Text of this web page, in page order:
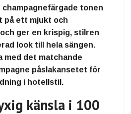
champagnefärgade tonen
på ett mjukt och
ger en krispig, stilren
look till hela sängen.
med det matchande
påslakansetet för
i hotellstil.
känsla i 100